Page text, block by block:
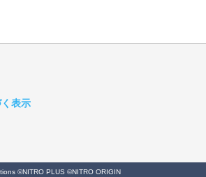
表示
©NITRO PLUS ©NITRO ORIGIN